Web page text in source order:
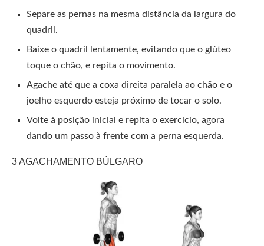
Separe as pernas na mesma distância da largura do
quadril.
Baixe o quadril lentamente, evitando que o glúteo
toque o chão, e repita o movimento.
Agache até que a coxa direita paralela ao chão e o
joelho esquerdo esteja próximo de tocar o solo.
Volte à posição inicial e repita o exercício, agora
dando um passo à frente com a perna esquerda.
3 AGACHAMENTO BÚLGARO